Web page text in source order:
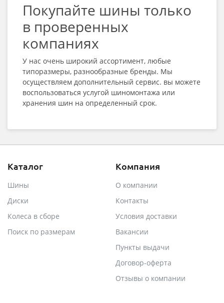
Покупайте шины только
в проверенных
компаниях
У нас очень широкий ассортимент, любые
типоразмеры, разнообразные бренды. Мы
осуществляем дополнительный сервис. вы можете
воспользоваться услугой шиномонтажа или
хранения шин на определенный срок.
Каталог
Шины
Диски
Колеса в сборе
Поиск по размерам
Компания
О компании
Контакты
Условия доставки
Вакансии
Пункты выдачи
Договор-оферта
Отзывы о компании